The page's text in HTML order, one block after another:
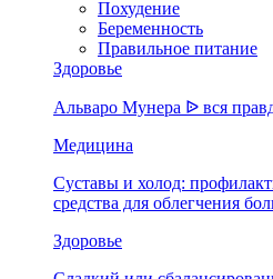
Похудение
Беременность
Правильное питание
Здоровье
Альваро Мунера ᐉ вся
Медицина
Суставы и холод:
средства для облегчения
Здоровье